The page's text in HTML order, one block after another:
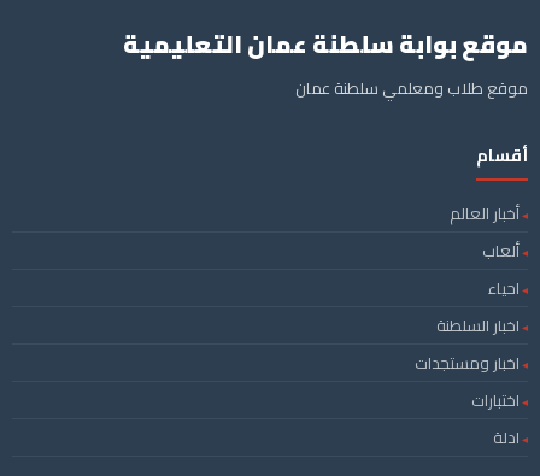
موقع بوابة سلطنة عمان التعليمية
موقع طلاب ومعلمي سلطنة عمان
أقسام
أخبار العالم
ألعاب
احياء
اخبار السلطنة
اخبار ومستجدات
اختبارات
ادلة